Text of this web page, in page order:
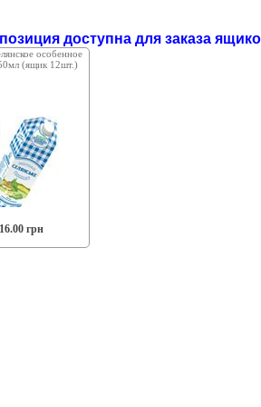
доступна для заказа
особенное
(ящик 12шт.)
грн